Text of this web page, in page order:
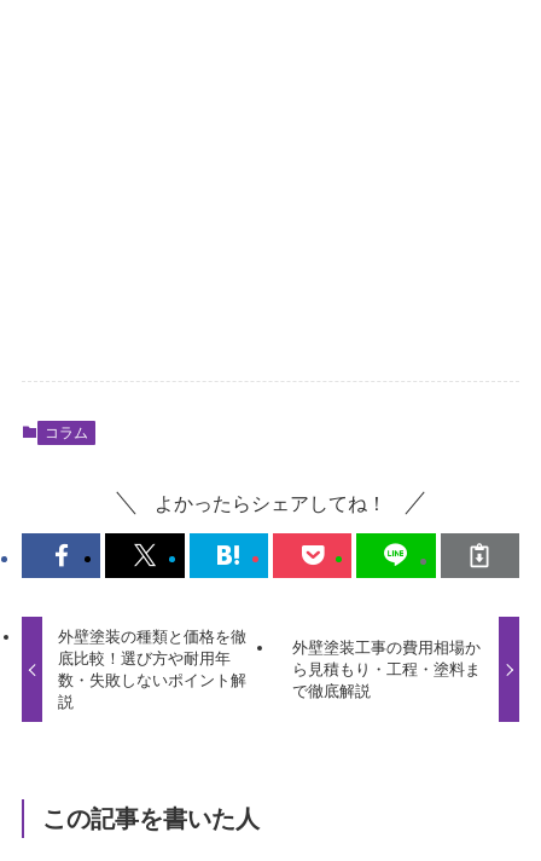
コラム
よかったらシェアしてね！
外壁塗装の種類と価格を徹
底比較！選び方や耐用年
数・失敗しないポイント解
説
外壁塗装工事の費用相場か
ら見積もり・工程・塗料ま
で徹底解説
この記事を書いた人